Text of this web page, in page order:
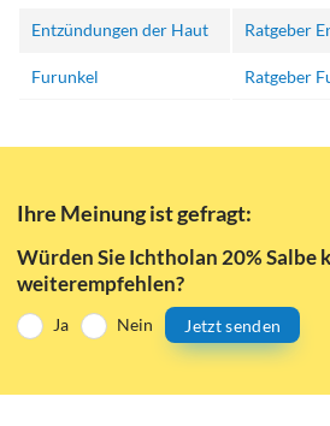
Entzündungen der Haut Ratgeber
Furunkel Ratgeber
Ihre Meinung ist gefragt:
Würden Sie Ichtholan 20% Salbe
weiterempfehlen?
Ja Nein Jetzt senden